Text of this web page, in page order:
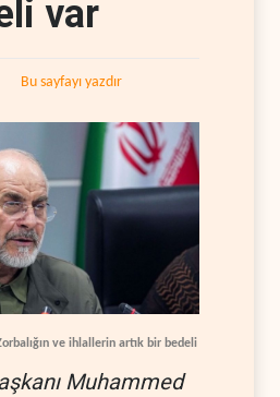
var
Bu sayfayı yazdır
ve ihlallerin artık bir bedeli
Muhammed